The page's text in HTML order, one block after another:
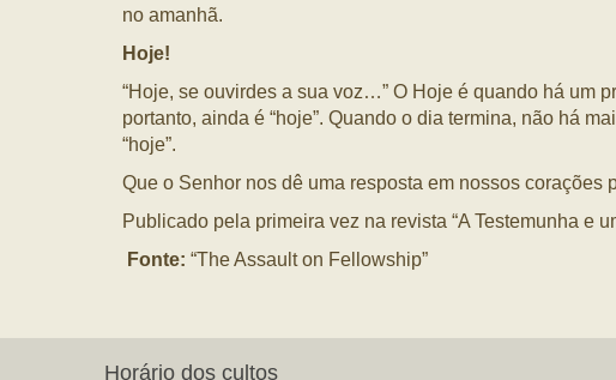
no amanhã.
Hoje!
“Hoje, se ouvirdes a sua voz…” O Hoje é quando há um
portanto, ainda é “hoje”. Quando o dia termina, não há
“hoje”.
Que o Senhor nos dê uma resposta em nossos corações
Publicado pela primeira vez na revista “A Testemunha e
Fonte: “The Assault on Fellowship”
Horário dos cultos